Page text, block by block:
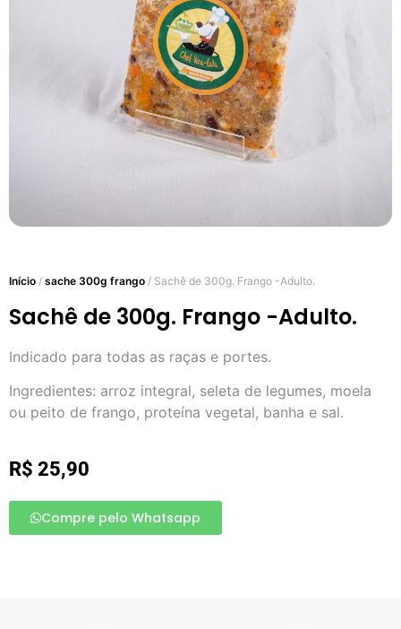
Início / sache 300g frango / Sachê de 300g. Frango -Adulto.
Sachê de 300g. Frango -Adulto.
Indicado para todas as raças e portes.
Ingredientes: arroz integral, seleta de legumes, moela
ou peito de frango, proteína vegetal, banha e sal.
R$ 25,90
Compre pelo Whatsapp